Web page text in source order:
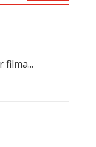
filma...